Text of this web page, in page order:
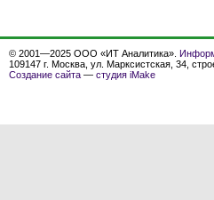
© 2001—2025 ООО «ИТ Аналитика».
109147 г. Москва, ул. Марксистская, 34,
Создание сайта — студия iMake